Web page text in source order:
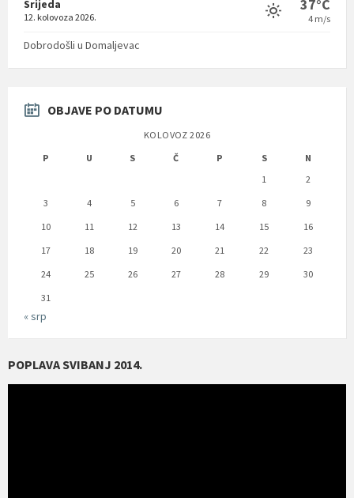
Srijeda
12. kolovoza 2026.
37°C
4 m/s
Dobrodošli u Domaljevac
OBJAVE PO DATUMU
KOLOVOZ 2026
P
U S Č P S
N
1
2
3
4 5 6 7 8
9
10
11 12 13 14 15
16
17
18 19 20 21 22
23
24
25 26 27 28 29
30
31
« srp
POPLAVA SVIBANJ 2014.